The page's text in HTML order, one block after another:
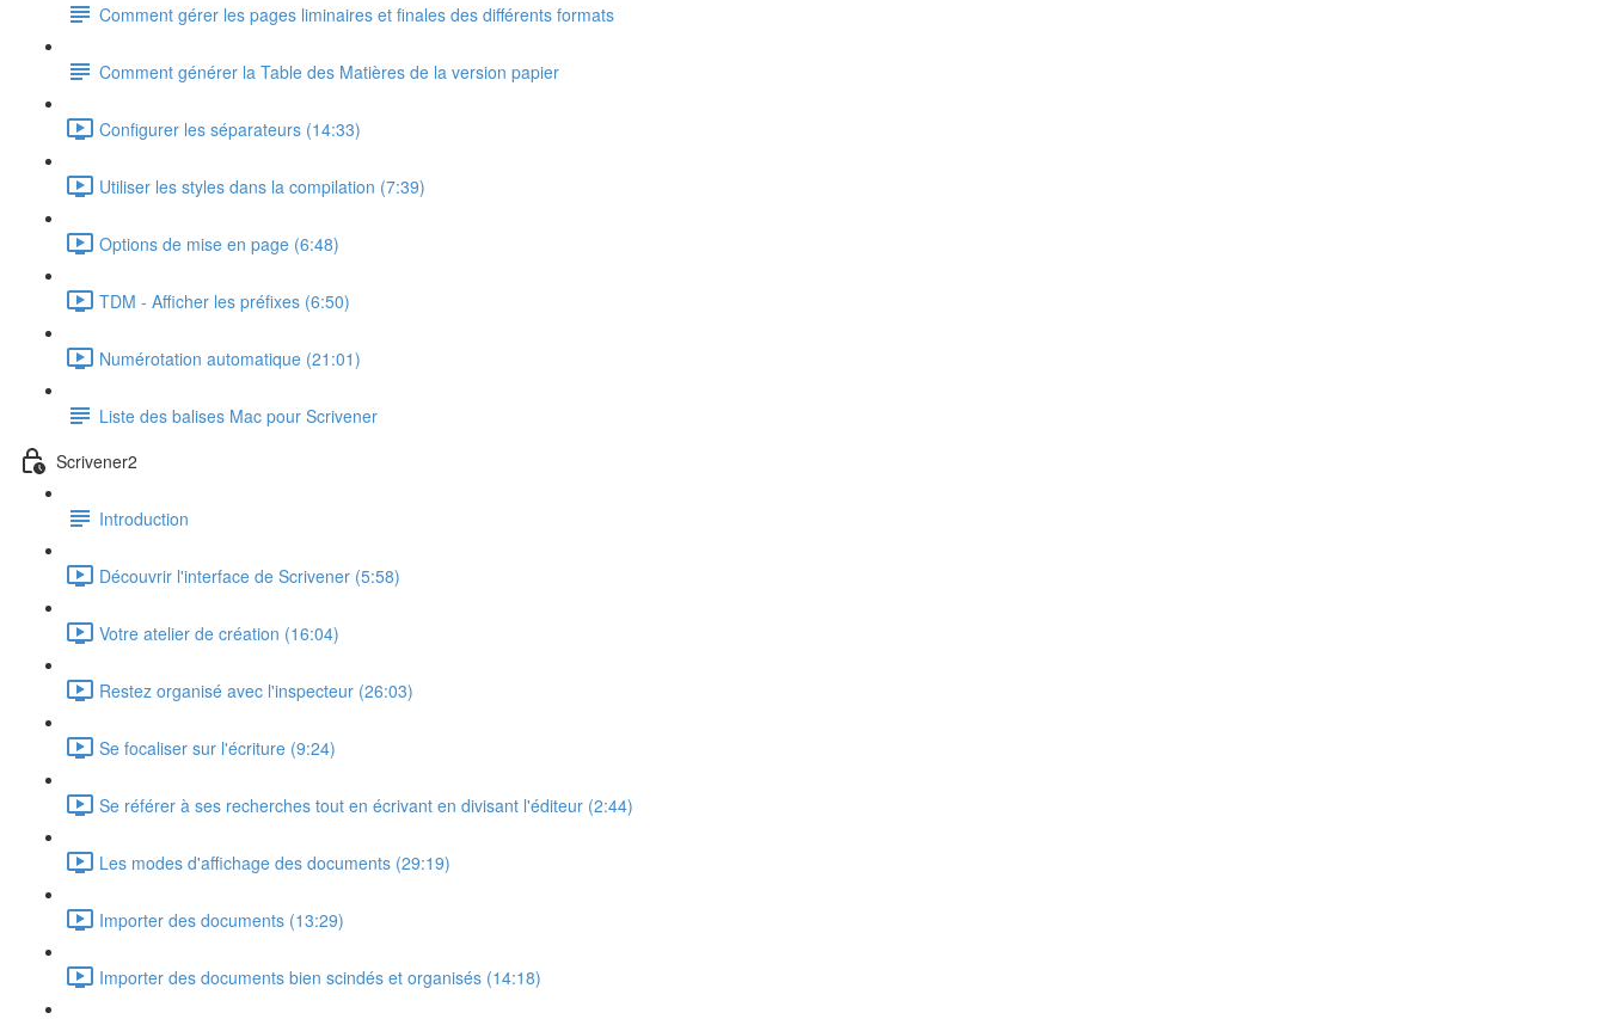
Comment gérer les pages liminaires et finales des différents formats
Comment générer la Table des Matières de la version papier
Configurer les séparateurs (14:33)
Utiliser les styles dans la compilation (7:39)
Options de mise en page (6:48)
TDM - Afficher les préfixes (6:50)
Numérotation automatique (21:01)
Liste des balises Mac pour Scrivener
Scrivener2
Introduction
Découvrir l'interface de Scrivener (5:58)
Votre atelier de création (16:04)
Restez organisé avec l'inspecteur (26:03)
Se focaliser sur l'écriture (9:24)
Se référer à ses recherches tout en écrivant en divisant l'éditeur (2:44)
Les modes d'affichage des documents (29:19)
Importer des documents (13:29)
Importer des documents bien scindés et organisés (14:18)